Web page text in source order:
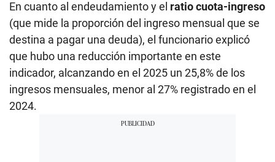
En cuanto al endeudamiento y el ratio cuota-ingreso
(que mide la proporción del ingreso mensual que se
destina a pagar una deuda), el funcionario explicó
que hubo una reducción importante en este
indicador, alcanzando en el 2025 un 25,8% de los
ingresos mensuales, menor al 27% registrado en el
2024.